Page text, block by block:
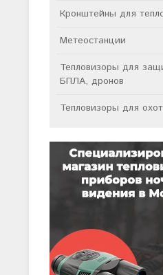
Кронштейны для
Метеостанции
Тепловизоры для
БПЛА, дронов
Тепловизоры для